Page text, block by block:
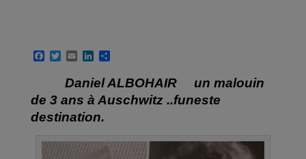
F
b
o
T
t
e
r
E
a
i
l
L
n
k
e
I
P
r
t
a
Daniel ALBOHAIR un malouin
de 3 ans à Auschwitz ..funeste
destination.